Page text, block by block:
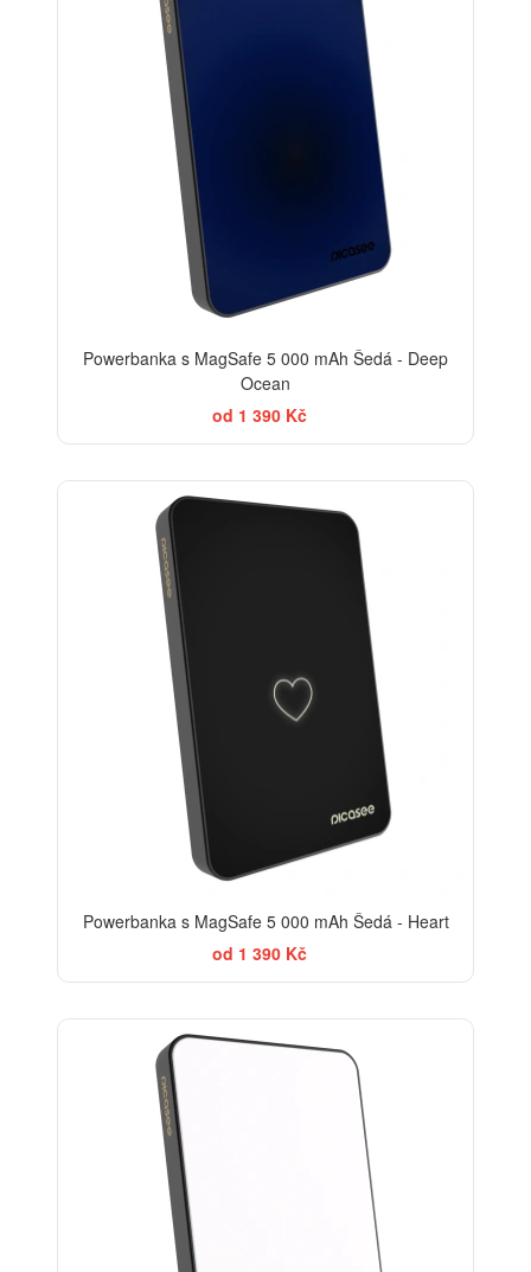
Powerbanka s MagSafe 5 000 mAh Šedá - Deep
Ocean
od 1 390 Kč
Powerbanka s MagSafe 5 000 mAh Šedá - Heart
od 1 390 Kč